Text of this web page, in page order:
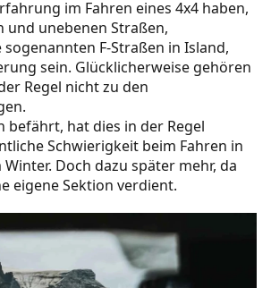
im Fahren eines 4x4 haben,
und unebenen Straßen,
F-Straßen in Island,
sein. Glücklicherweise gehören
Regel nicht zu den
befährt, hat dies in der Regel
Schwierigkeit beim Fahren in
Doch dazu später mehr, da
eigene Sektion verdient.